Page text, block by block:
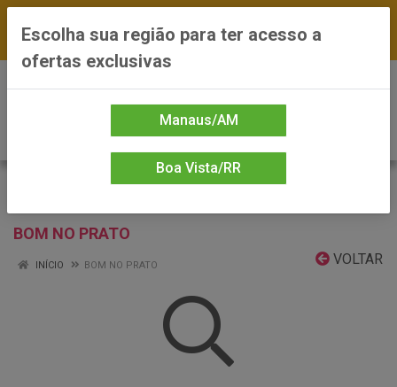
*Preços exclusivos do site — Entrega em até 24h
BOM NO PRATO
VOLTAR
INÍCIO BOM NO PRATO
Escolha sua região para ter acesso a
ofertas exclusivas
Manaus/AM
Boa Vista/RR